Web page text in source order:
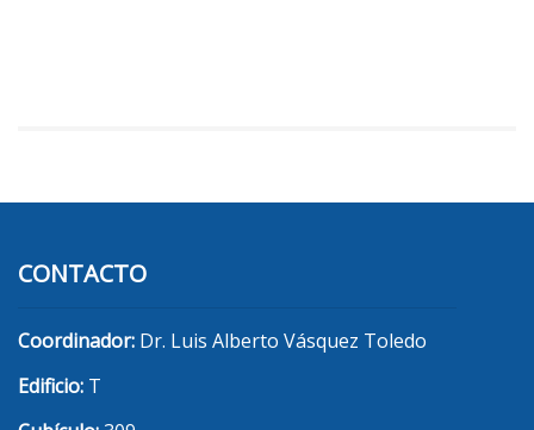
CONTACTO
Coordinador: Dr. Luis Alberto Vásquez Toledo
Edificio: T